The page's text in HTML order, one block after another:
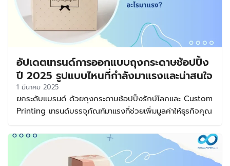
อัปเดตเทรนด์การออกแบบถุงกระดาษช้อปปิ้ง
ปี 2025 รูปแบบไหนที่กำลังมาแรงและน่าสนใจ
1 มีนาคม 2025
ยกระดับแบรนด์ ด้วยถุงกระดาษช้อปปิ้งรักษ์โลกและ Custom
Printing เทรนด์บรรจุภัณฑ์มาแรงที่ช่วยเพิ่มมูลค่าให้ธุรกิจคุณ